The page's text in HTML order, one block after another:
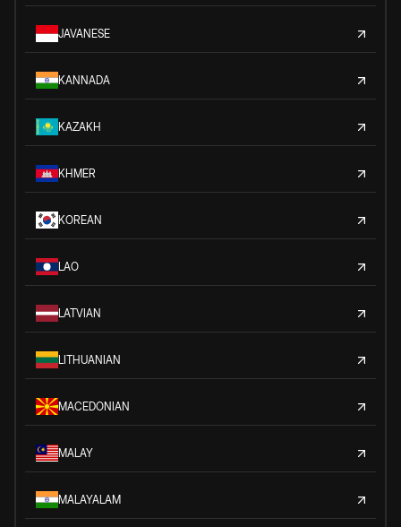
JAVANESE
KANNADA
KAZAKH
KHMER
KOREAN
LAO
LATVIAN
LITHUANIAN
MACEDONIAN
MALAY
MALAYALAM